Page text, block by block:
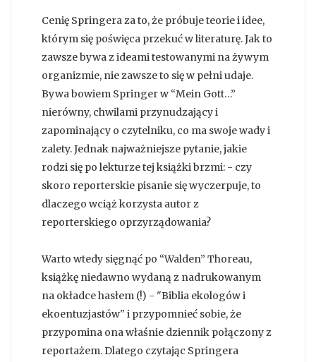
Cenię Springera za to, że próbuje teorie i idee,
którym się poświęca przekuć w literaturę. Jak to
zawsze bywa z ideami testowanymi na żywym
organizmie, nie zawsze to się w pełni udaje.
Bywa bowiem Springer w “Mein Gott…”
nierówny, chwilami przynudzający i
zapominający o czytelniku, co ma swoje wady i
zalety. Jednak najważniejsze pytanie, jakie
rodzi się po lekturze tej książki brzmi: - czy
skoro reporterskie pisanie się wyczerpuje, to
dlaczego wciąż korzysta autor z
reporterskiego oprzyrządowania?
Warto wtedy sięgnąć po “Walden” Thoreau,
książkę niedawno wydaną z nadrukowanym
na okładce hasłem (!) - "Biblia ekologów i
ekoentuzjastów" i przypomnieć sobie, że
przypomina ona właśnie dziennik połączony z
reportażem. Dlatego czytając Springera